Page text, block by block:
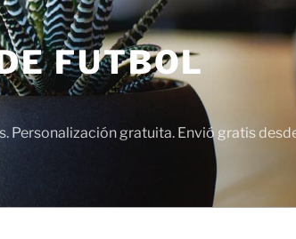
FUTBOL
Personalización gratuita. Envió gratis